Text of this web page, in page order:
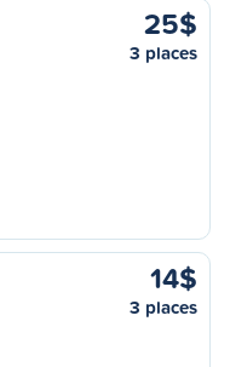
25$
3 places
14$
3 places